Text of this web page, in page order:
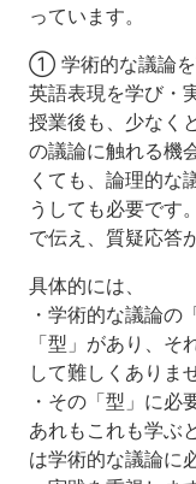
っています。
① 学術的な議論を
英語表現を学び・
授業後も、少なく
の議論に触れる機
くても、論理的な
うしても必要です
で伝え、質疑応答
具体的には、
・学術的な議論の
「型」があり、
して難しくありま
・その「型」に必
あれもこれも学ぶ
は学術的な議論に